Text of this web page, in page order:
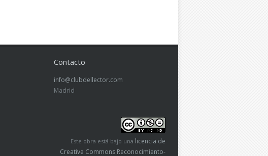
Contacto
info@clubdellector.com
Madrid
Este obra está bajo una licencia de
Creative Commons Reconocimiento-